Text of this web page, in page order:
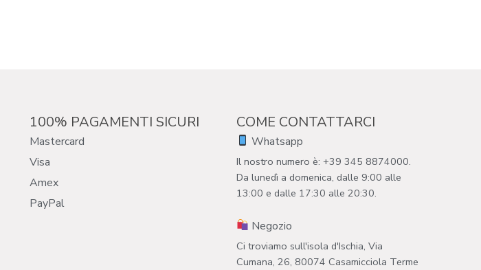
100% PAGAMENTI SICURI
Mastercard
Visa
Amex
PayPal
COME CONTATTARCI
Whatsapp
Il nostro numero è: +39 345 8874000.
Da lunedì a domenica, dalle 9:00 alle
13:00 e dalle 17:30 alle 20:30.
Negozio
Ci troviamo sull'isola d'Ischia, Via
Cumana, 26, 80074 Casamicciola Terme